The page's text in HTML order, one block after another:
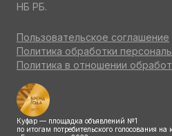
НБ РБ.
Пользовательское соглашение
Политика обработки
Политика в отношении
Куфар — площадка объявлений №1
по итогам потребительского голосования на